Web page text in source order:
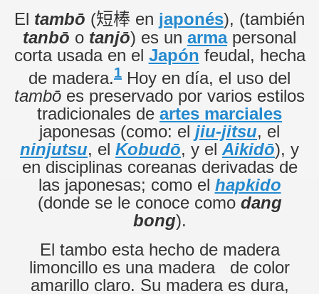
El tambō (短棒 en japonés), (también
tanbō o tanjō) es un armapersonal
corta usada en el Japón feudal, hecha
de madera.1 Hoy en día, el uso del
tambō es preservado por varios estilos
tradicionales de artes marciales
japonesas (como: el jiu-jitsu, el
ninjutsu, el Kobudō, y el Aikidō), y
en disciplinas coreanas derivadas de
las japonesas; como el hapkido
(donde se le conoce como dang
bong).
El tambo esta hecho de madera
limoncillo es una madera de color
amarillo claro. Su madera es dura,